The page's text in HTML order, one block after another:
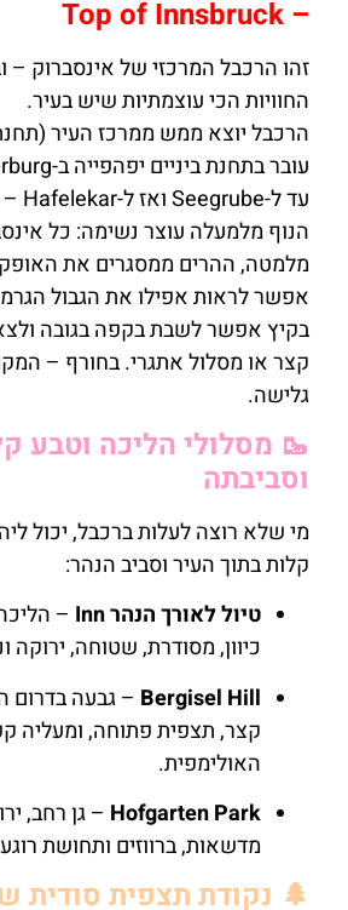
– Top of Innsbruck
זהו הרכבל המרכזי של אינסברוק
החוויות הכי עוצמתיות שיש בעיר.
עד ל-Seegrube ואז ל-Hafelekar – פסגת נורדקטה.
הנוף מלמעלה עוצר נשימה: כל
מלמטה, ההרים ממסגרים את האופק,
אפשר לראות אפילו את הגבול
בקיץ אפשר לשבת בקפה בגובה
קצר או מסלול אתגרי. בחורף –
גלישה.
🥾 מסלולי הליכה וטבע
וסביבתה
מי שלא רוצה לעלות ברכבל, יכול
קלות בתוך העיר וסביב הנהר:
טיול לאורך הנהר Inn
–
כיוון, מסודרת, שטוחה, ירוקה
Bergisel Hill – גבעה בדרום
קצר, תצפית פתוחה, ומעליה
האולימפית.
Hofgarten Park – גן רחב,
מדשאות, ברווזים ותחושת
🌲 נקודת תצפית סודית